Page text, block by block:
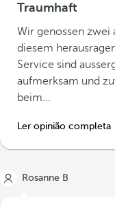
Traumhaft
Wir genossen zwei
diesem
Service sind aussergewöhnlich, so freundlich,
aufmerksam und
beim...
Ler opinião completa
Rosanne B